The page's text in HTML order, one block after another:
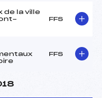
de la ville
FFS
FFS